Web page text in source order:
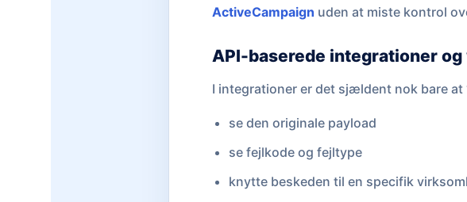
ActiveCampaign uden at miste kontrol
API-baserede integrationer og
I integrationer er det sjældent nok bare at
se den originale payload
se fejlkode og fejltype
knytte beskeden til en specifik